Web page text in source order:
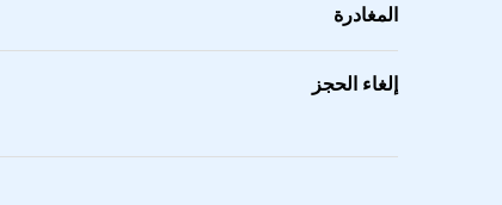
المغادرة
إلغاء الحجز